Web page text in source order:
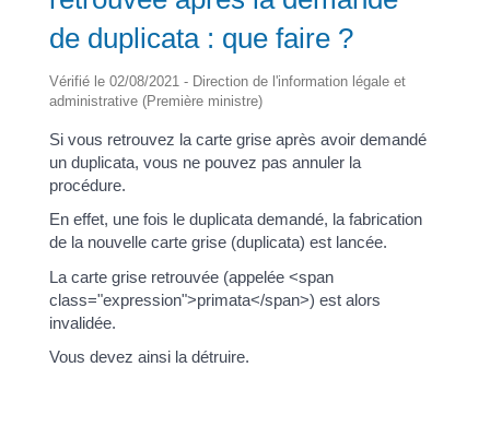
de duplicata : que faire ?
Vérifié le 02/08/2021 - Direction de l'information légale et
administrative (Première ministre)
Si vous retrouvez la carte grise après avoir demandé
un duplicata, vous ne pouvez pas annuler la
procédure.
En effet, une fois le duplicata demandé, la fabrication
de la nouvelle carte grise (duplicata) est lancée.
La carte grise retrouvée (appelée <span
class="expression">primata</span>) est alors
invalidée.
Vous devez ainsi la détruire.